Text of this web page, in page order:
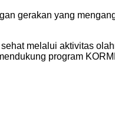
gerakan yang
melalui aktivitas
program